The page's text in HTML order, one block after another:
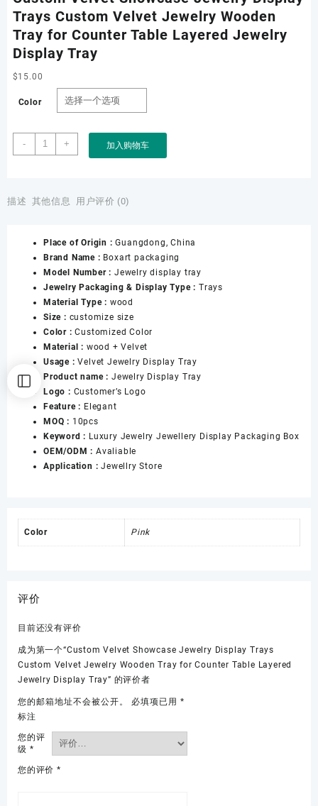
Trays Custom Velvet Jewelry Wooden
Tray for Counter Table Layered Jewelry
Display Tray
$15.00
Color
-
Custom
Velvet
Display
Velvet
Jewelry
Wooden
Tray
for
Counter
Table
Layered
Jewelry
Display
Tray
数
量
+ 加入购物车
描述 其他信息 用户评价 (0)
Place of Origin :Guangdong, China
Brand Name : Boxart packaging
Model Number : Jewelry display tray
Jewelry Packaging & Display Type : Trays
Material Type : wood
Size : customize size
Color :Customized Color
Material : wood + Velvet
Usage :Velvet Jewelry Display Tray
Product name : Jewelry Display Tray
Logo : Customer’s Logo
Feature : Elegant
MOQ : 10pcs
Keyword : Luxury Jewelry Jewellery Display Packaging Box
OEM/ODM : Avaliable
Application :Jewellry Store
Color Pink
评价
目前还没有评价
成为第一个“Custom Velvet Showcase Jewelry Display Trays
Custom Velvet Jewelry Wooden Tray for Counter Table Layered
Jewelry Display Tray” 的评价者
您的邮箱地址不会被公开。 必填项已用 *
标注
您的评
级 *
您的评价 *